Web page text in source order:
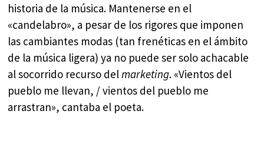
historia de la música. Mantenerse en el
«candelabro», a pesar de los rigores que imponen
las cambiantes modas (tan frenéticas en el ámbito
de la música ligera) ya no puede ser solo achacable
al socorrido recurso delmarketing. «Vientos del
pueblo me llevan, / vientos del pueblo me
arrastran», cantaba el poeta.